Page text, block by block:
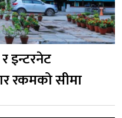
इन्टरनेट
रकमको सीमा